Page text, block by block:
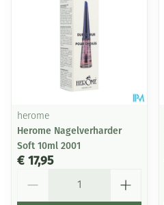
herome
Herome Nagelverharder
Soft 10ml 2001
€ 17,95